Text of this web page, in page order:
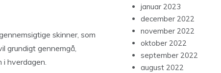
skinner, som
grundigt gennemgå,
i hverdagen.
januar 2023
december 2022
november 2022
oktober 2022
september 2022
august 2022